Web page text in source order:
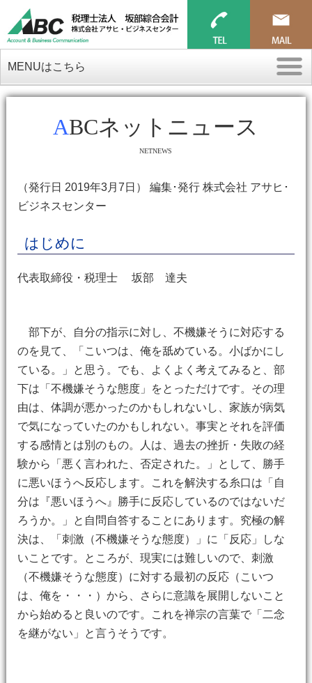
MENUはこちら
ABCネットニュース
NETNEWS
（発行日 2019年3月7日） 編集･発行 株式会社 アサヒ･
ビジネスセンター
はじめに
代表取締役・税理士 坂部 達夫
部下が、自分の指示に対し、不機嫌そうに対応する
のを見て、「こいつは、俺を舐めている。小ばかにし
ている。」と思う。でも、よくよく考えてみると、部
下は「不機嫌そうな態度」をとっただけです。その理
由は、体調が悪かったのかもしれないし、家族が病気
で気になっていたのかもしれない。事実とそれを評価
する感情とは別のもの。人は、過去の挫折・失敗の経
験から「悪く言われた、否定された。」として、勝手
に悪いほうへ反応します。これを解決する糸口は「自
分は『悪いほうへ』勝手に反応しているのではないだ
ろうか。」と自問自答することにあります。究極の解
決は、「刺激（不機嫌そうな態度）」に「反応」しな
いことです。ところが、現実には難しいので、刺激
（不機嫌そうな態度）に対する最初の反応（こいつ
は、俺を・・・）から、さらに意識を展開しないこと
から始めると良いのです。これを禅宗の言葉で「二念
を継がない」と言うそうです。